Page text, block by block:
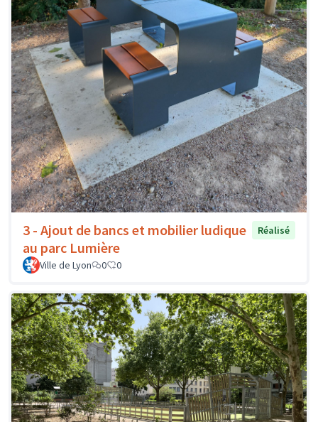
3 - Ajout de bancs et mobilier ludique
au parc Lumière
Réalisé
Ville de Lyon 0 0